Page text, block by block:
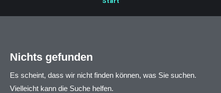
Nichts gefunden
Es scheint, dass wir nicht finden können, was Sie suchen.
Vielleicht kann die Suche helfen.